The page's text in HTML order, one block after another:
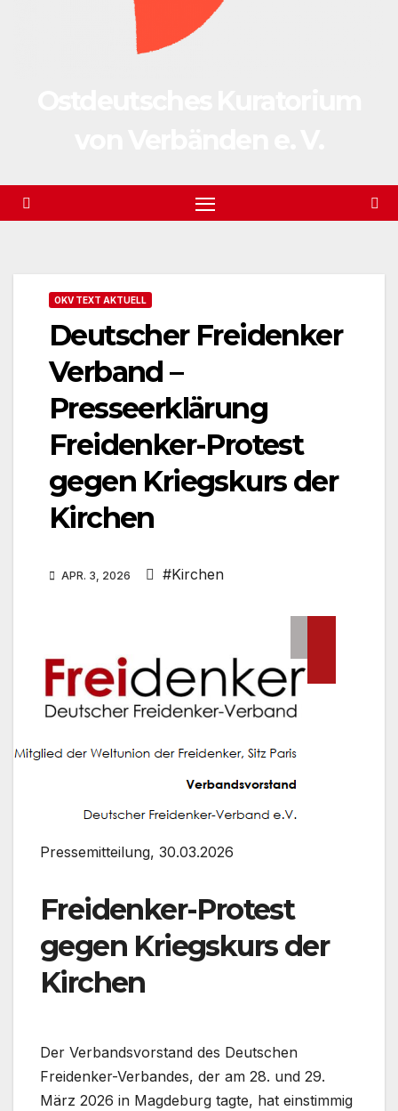
OKV TEXT AKTUELL
Deutscher Freidenker
Verband –
Presseerklärung
Freidenker-Protest
gegen Kriegskurs der
Kirchen
APR. 3, 2026 #Kirchen
Pressemitteilung, 30.03.2026
Freidenker-Protest
gegen Kriegskurs der
Kirchen
Der Verbandsvorstand des Deutschen
Freidenker-Verbandes, der am 28. und 29.
März 2026 in Magdeburg tagte, hat einstimmig